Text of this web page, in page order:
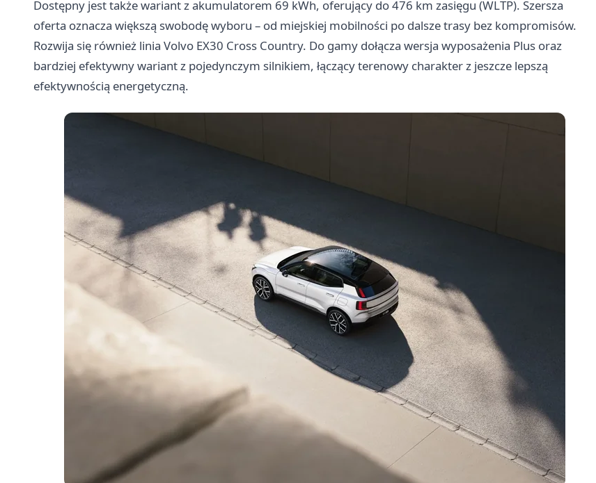
Dostępny jest także wariant z akumulatorem 69 kWh, oferujący do 476 km zasięgu (WLTP). Szersza
oferta oznacza większą swobodę wyboru – od miejskiej mobilności po dalsze trasy bez kompromisów.
Rozwija się również linia Volvo EX30 Cross Country. Do gamy dołącza wersja wyposażenia Plus oraz
bardziej efektywny wariant z pojedynczym silnikiem, łączący terenowy charakter z jeszcze lepszą
efektywnością energetyczną.